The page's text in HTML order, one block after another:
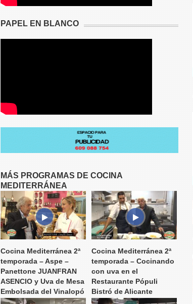
PAPEL EN BLANCO
MÁS PROGRAMAS DE COCINA
MEDITERRÁNEA
Cocina Mediterránea 2ª
temporada – Aspe –
Panettone JUANFRAN
ASENCIO y Uva de Mesa
Embolsada del Vinalopó
Cocina Mediterránea 2ª
temporada – Cocinando
con uva en el
Restaurante Pópuli
Bistró de Alicante